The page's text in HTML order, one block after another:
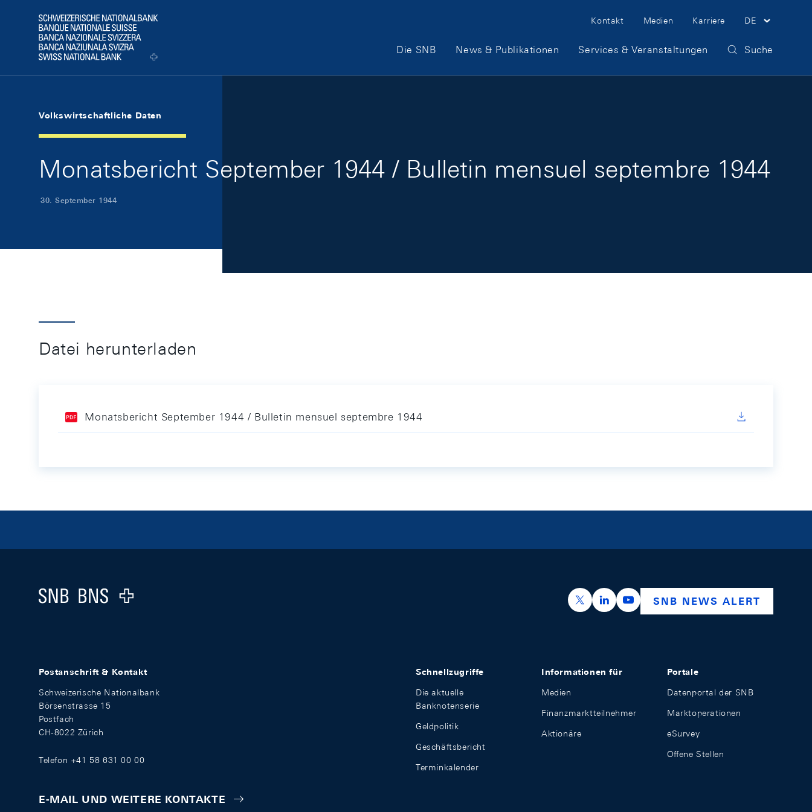
Logo
Meta Navigation
Kontakt Medien Karriere DE
Hauptnavigation
Die SNB News & Publikationen Services & Veranstaltungen Suche
Volkswirtschaftliche Daten
Monatsbericht September 1944 / Bulletin mensuel septembre 1944
30. September 1944
Datei herunterladen
Monatsbericht September 1944 / Bulletin mensuel septembre 1944
Logo
https://x.com/snb_bns
https://ch.linkedin.com/company/swiss-
https://www.youtube.com/
SNB NEWS ALERT
Postanschrift & Kontakt
Schweizerische Nationalbank
Börsenstrasse 15
Postfach
CH-8022 Zürich
Telefon +41 58 631 00 00
E-MAIL UND WEITERE KONTAKTE
Schnellzugriffe
Die aktuelle
Banknotenserie
Geldpolitik
Geschäftsbericht
Terminkalender
Informationen für
Medien
Finanzmarktteilnehmer
Aktionäre
Portale
Datenportal der SNB
Marktoperationen
eSurvey
Offene Stellen